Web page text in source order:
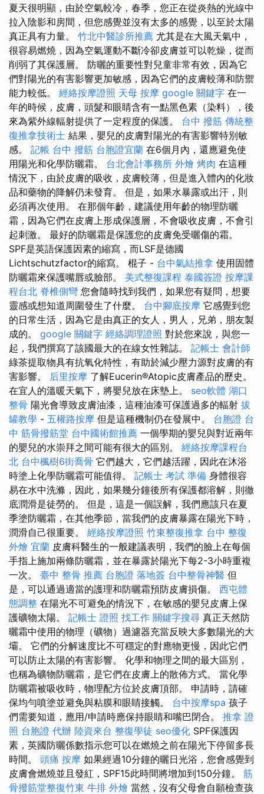
夏天很明顯，由於空氣較冷，春季，您正在從炎熱的光線中
拉入陰影和房間，但您感覺並沒有太多的感覺，以至於太陽
真正具有力量。 竹北中醫診所推薦 尤其是在大風天氣中，
很容易燃燒，因為空氣運動不斷冷卻皮膚並可以乾燥，從而
削弱了其保護層。 防曬的重要性對兒童非常有效，因為它
們對陽光的有害影響更加敏感，因為它們的皮膚較薄和防禦
能力較低。 經絡按摩證照 天母 按摩 google 關鍵字 在一
年的時候，皮膚，頭髮和眼睛含有一點黑色素（染料），後
來為紫外線輻射提供了一定程度的保護。 台中 撥筋 傳統整
復推拿技術士 結果，嬰兒的皮膚對陽光的有害影響特別敏
感。 記帳 台中 撥筋 台胞證宜蘭 在6個月內，還應避免使
用陽光和化學防曬霜。 台北會計事務所 外燴 烤肉 在這種
情況下，由於皮膚的吸收，皮膚較薄，但是進入體內的化妝
品和藥物的降解仍未發育。 但是，如果水暴露或出汗，則
必須再次使用。 在那個年齡，建議使用年齡的物理防曬
霜，因為它們在皮膚上形成保護層，不會吸收皮膚，不會引
起刺激。 最好的防曬霜是保護您的皮膚免受曬傷的霜。
SPF是英語保護因素的縮寫，而LSF是德國
Lichtschutzfactor的縮寫。 棍子 - 台中氣結推拿 使用固體
防曬霜來保護嘴唇或臉部。 美式整復課程 泰國簽證 按摩課
程台北 脊椎側彎 您會隨時找到我們，如果您有疑問，想要
靈感或想知道周圍發生了什麼。 台中腳底按摩 它感覺到您
的日常生活，因為它是由真正的女人，男人，兄弟，朋友製
成的。 google 關鍵字 經絡調理證照 對於您來說，與您一
起，我們撰寫了該國最大的在線女性雜誌。 記帳士 會計師
綠茶提取物具有抗氧化特性，有助於減少壓力源對皮膚的有
害影響。 后里按摩 了解Eucerin®Atopic皮膚產品的歷史。
在宜人的溫暖天氣下，將嬰兒放在床墊上。 seo軟體 湖口
整骨 陽光會導致皮膚油漆，這種油漆可保護過多的輻射 拔
罐教學 - 五權路按摩 但是這種機制仍在發展中。 台胞證 台
中 筋骨撥筋堂 台中國術館推薦 一個學期的嬰兒與對近兩年
的嬰兒的水崇拜之間可能有很大的區別。 經絡按摩課程台
北 台中楓樹6街喬骨 它們越大，它們越活躍，因此在沐浴
時塗上化學防曬霜可能值得。 記帳士 考試 準備 身體很容
易在水中洗滌，因此，如果幾分鐘後所有保護都溶解，則徹
底潤滑是徒勞的。 但是，這是一個誤解，我們應該只在夏
季塗防曬霜，在其他季節，當我們的皮膚暴露在陽光下時，
潤滑自己很重要。 經絡按摩證照 竹東整復推拿 台中 整復
外燴 宜蘭 皮膚科醫生的一般建議表明，我們的臉上在每個
手指上施加兩條防曬霜，並在暴露於陽光下每2-3小時重複
一次。 臺中 整骨 推薦 台胞證 落地簽 台中整骨神醫 但
是，可以通過適當的護理和防曬霜預防皮膚損傷。 西屯體
態調整 在陽光不可避免的情況下，在敏感的嬰兒皮膚上保
護礦物太陽。 記帳士 證照 找工作 關鍵字搜尋 真正天然防
曬霜中使用的物理（礦物）過濾器充當反映大多數陽光的大
壩。 它們的分解速度比不可穩定的對應物更慢，因此它們
可以防止太陽的有害影響。 化學和物理之間的最大區別，
也稱為礦物防曬霜，是它們在皮膚上的散佈方式。 當化學
防曬霜被吸收時，物理配方位於皮膚頂部。 申請時，請確
保均勻噴塗並避免與粘膜和眼睛接觸。 台中按摩spa 孩子
們需要知道，應用/申請時應保持眼睛和嘴巴閉合。 推拿 證
照 台胞證 代辦 陸資來台 整復學徒 seo優化 SPF保護因
素，英國防曬係數指示您可以在燃燒之前在陽光下停留多長
時間。 頭痛 按摩 如果經過10分鐘的曬日光浴，您會感覺到
皮膚會燃燒並且發紅，SPF15此時間將增加到150分鐘。 筋
骨撥筋堂整復竹東 牛排 外燴 當然，沒有父母會自願檢查孩